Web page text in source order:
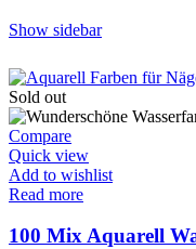
Show sidebar
Sold out
Compare
Quick view
Add to wishlist
Read more
100 Mix Aquarell